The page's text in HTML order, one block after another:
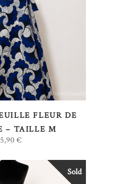
LA SUITE
FLEUR DE
– TAILLE M
€
Sold